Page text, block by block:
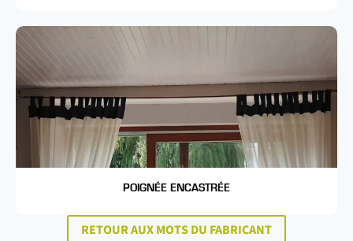
POIGNÉE ENCASTRÉE
RETOUR AUX MOTS DU FABRICANT